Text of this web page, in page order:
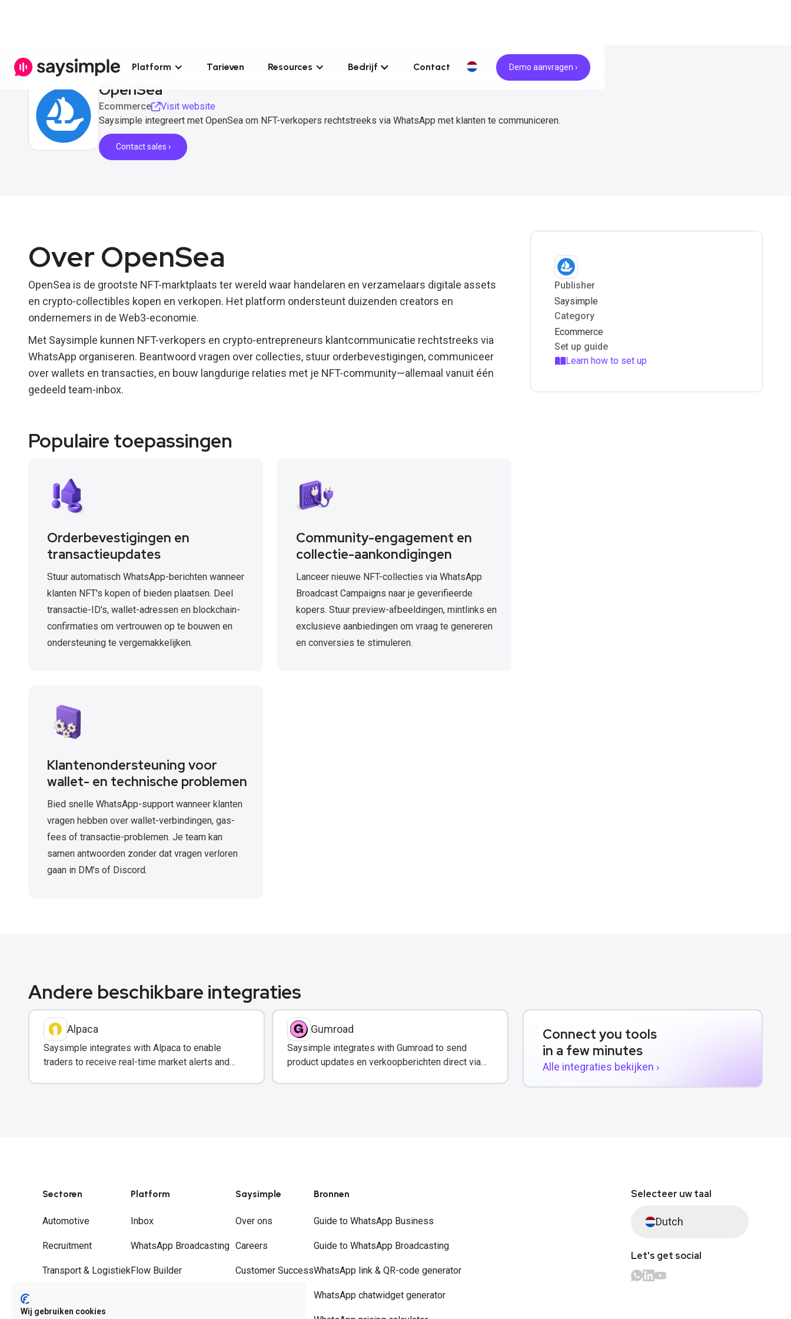
Platform Tarieven Resources Bedrijf Contact Demo aanvragen ›
OpenSea
Ecommerce
Visit website
Saysimple integreert met OpenSea om NFT-verkopers rechtstreeks via WhatsApp met klanten te communiceren.
Contact sales ›
Over OpenSea
OpenSea is de grootste NFT-marktplaats ter wereld waar handelaren en verzamelaars digitale assets
en crypto-collectibles kopen en verkopen. Het platform ondersteunt duizenden creators en
ondernemers in de Web3-economie.
Met Saysimple kunnen NFT-verkopers en crypto-entrepreneurs klantcommunicatie rechtstreeks via
WhatsApp organiseren. Beantwoord vragen over collecties, stuur orderbevestigingen, communiceer
over wallets en transacties, en bouw langdurige relaties met je NFT-community—allemaal vanuit één
gedeeld team-inbox.
Populaire toepassingen
Orderbevestigingen en
transactieupdates
Stuur automatisch WhatsApp-berichten wanneer
klanten NFT's kopen of bieden plaatsen. Deel
transactie-ID's, wallet-adressen en blockchain-
confirmaties om vertrouwen op te bouwen en
ondersteuning te vergemakkelijken.
Community-engagement en
collectie-aankondigingen
Lanceer nieuwe NFT-collecties via WhatsApp
Broadcast Campaigns naar je geverifieerde
kopers. Stuur preview-afbeeldingen, mintlinks en
exclusieve aanbiedingen om vraag te genereren
en conversies te stimuleren.
Klantenondersteuning voor
wallet- en technische problemen
Bied snelle WhatsApp-support wanneer klanten
vragen hebben over wallet-verbindingen, gas-
fees of transactie-problemen. Je team kan
samen antwoorden zonder dat vragen verloren
gaan in DM's of Discord.
Publisher
Saysimple
Category
Ecommerce
Set up guide
Learn how to set up
Andere beschikbare integraties
Alpaca
Saysimple integrates with Alpaca to enable
traders to receive real-time market alerts and
Gumroad
Saysimple integrates with Gumroad to send
product updates en verkoopberichten direct via
Connect you tools
in a few minutes
Alle integraties bekijken ›
Sectoren
Automotive
Recruitment
Transport & Logistiek
Platform
Inbox
WhatsApp Broadcasting
Flow Builder
Saysimple
Over ons
Careers
Customer Success
Bronnen
Guide to WhatsApp Business
Guide to WhatsApp Broadcasting
WhatsApp link & QR-code generator
WhatsApp chatwidget generator
Selecteer uw taal
Dutch
Let's get social
Wij gebruiken cookies